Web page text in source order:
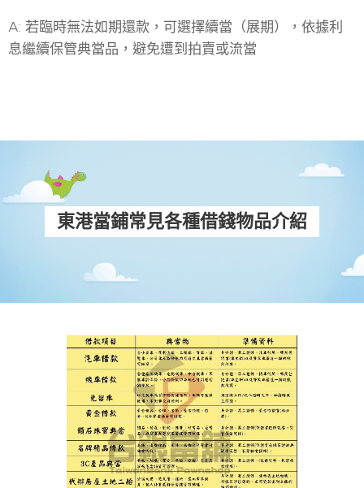
A: 若臨時無法如期還款，可選擇續當（展期），依據利
息繼續保管典當品，避免遭到拍賣或流當
東港當鋪常見各種借錢物品介紹